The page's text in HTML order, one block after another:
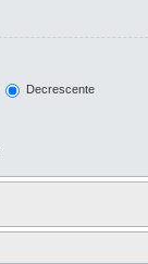
Decrescente